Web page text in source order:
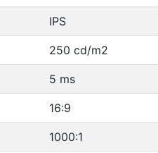
IPS
250 cd/m2
5 ms
16:9
1000:1